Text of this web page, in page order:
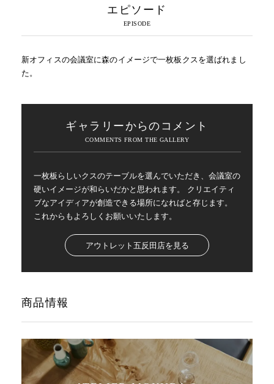
エピソード
新オフィスの会議室に森のイメージで一枚板クスを選ばれまし
た。
ギャラリーからのコメント
一枚板らしいクスのテーブルを選んでいただき、会議室の
硬いイメージが和らいだかと思われます。 クリエイティ
ブなアイディアが創造できる場所になればと存じます。
これからもよろしくお願いいたします。
アウトレット五反田店を見る
商品情報